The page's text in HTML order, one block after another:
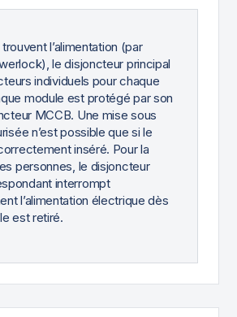
trouvent l’alimentation (par
le disjoncteur principal
individuels pour chaque
module est protégé par son
MCCB. Une mise sous
n’est possible que si le
inséré. Pour la
personnes, le disjoncteur
interrompt
l’alimentation électrique dès
est retiré.